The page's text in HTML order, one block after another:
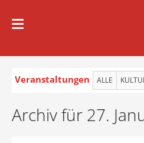
Veranstaltungen ALLE
Archiv für 27.